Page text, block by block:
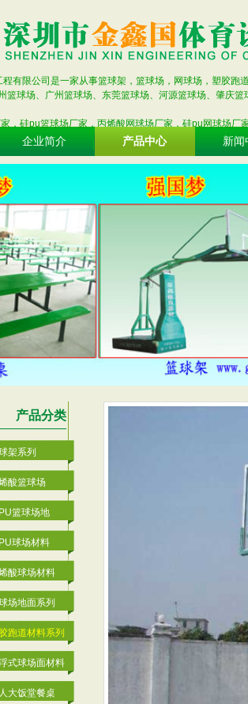
有限公司是一家从事篮球架，篮球场，网球场，塑胶
篮球场、广州篮球场、东莞篮球场、河源篮球场、肇庆
，硅pu篮球场厂家，丙烯酸网球场厂家，硅pu网球场
企业简介 产品中心 新闻
产品分类
架系列
酸篮球场
篮球场地
球场材料
酸球场材料
场地面系列
跑道材料系列
式球场面材料
大饭堂餐桌
篮 丙烯酸篮球场厂家-深圳金